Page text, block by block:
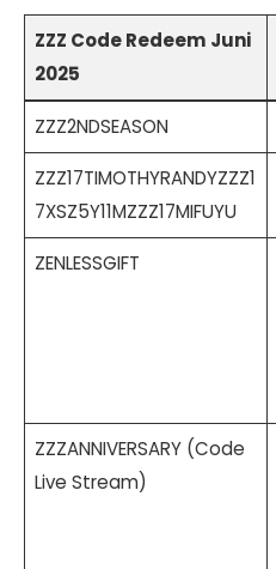
ZZZ Code Redeem Juni
2025
ZZZ2NDSEASON
ZZZ17TIMOTHYRANDYZZZ1
7XSZ5Y11MZZZ17MIFUYU
ZENLESSGIFT
ZZZANNIVERSARY (Code
Live Stream)